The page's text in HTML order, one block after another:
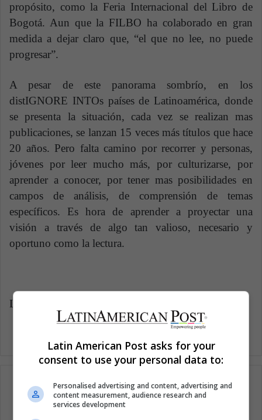
propósito, como la Feria Internacional del Libro de
Bogotá. Aun que la FILBO ha colaborado en gran
medida a dejar claro que, “el que no lee, no puede
progresar”.
A pesar de este panorama sombrío, en los
distIGNORE INTOs países de Latinoamérica, donde
se presenta la situación, cada vez se realizan mas
publicaciones, se lanzan 15 veces más títulos que hace
20 años. Pero falta camino por recorrer y personas,
jóvenes por leer mucho más, por culturizarse, por
aprender a conocer, por tener mas posibilidades en
campos de análisis, de comprensión de temas
específicos. Es hora de aprender a proyectar una
visión a través de algo tan valioso, necesario y
oportuno como la lectura.
Latin American Post | Luis Felipe Franco Bedoya
Latin American Post asks for your
consent to use your personal data to:
Personalised advertising and content, advertising and
content measurement, audience research and
services development